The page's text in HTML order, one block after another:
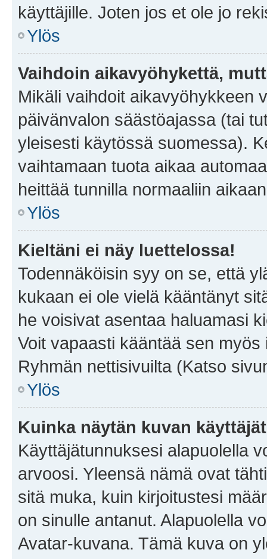
käyttäjille. Joten jos et ole jo
Ylös
Vaihdoin aikavyöhykettä,
Mikäli vaihdoit aikavyöhykkeen
päivänvalon säästöajassa (tai
yleisesti käytössä suomessa).
vaihtamaan tuota aikaa
heittää tunnilla normaaliin
Ylös
Kieltäni ei näy luettelossa!
Todennäköisin syy on se, että
kukaan ei ole vielä kääntänyt
he voisivat asentaa haluamasi
Voit vapaasti kääntää sen
Ryhmän nettisivuilta (Katso
Ylös
Kuinka näytän kuvan
Käyttäjätunnuksesi alapuolella
arvoosi. Yleensä nämä ovat
sitä muka, kuin kirjoitustesi
on sinulle antanut. Alapuolella
Avatar-kuvana. Tämä kuva on